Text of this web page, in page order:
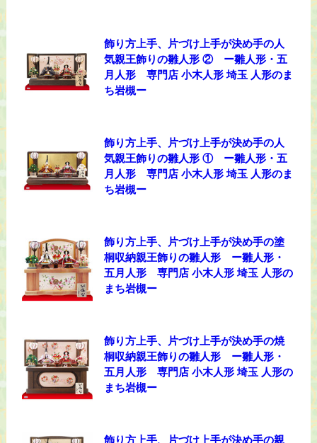
飾り方上手、片づけ上手が決め手の人
気親王飾りの雛人形 ② ー雛人形・五
月人形 専門店 小木人形 埼玉 人形のま
ち岩槻ー
飾り方上手、片づけ上手が決め手の人
気親王飾りの雛人形 ① ー雛人形・五
月人形 専門店 小木人形 埼玉 人形のま
ち岩槻ー
飾り方上手、片づけ上手が決め手の塗
桐収納親王飾りの雛人形 ー雛人形・
五月人形 専門店 小木人形 埼玉 人形の
まち岩槻ー
飾り方上手、片づけ上手が決め手の焼
桐収納親王飾りの雛人形 ー雛人形・
五月人形 専門店 小木人形 埼玉 人形の
まち岩槻ー
飾り方上手、片づけ上手が決め手の親